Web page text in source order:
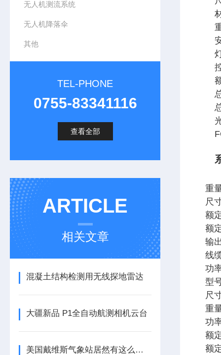
无人机测流系统
无人机降落伞
其他
TEL-PHONE
0755-83341116
查看全部
ARTICLE
相关文章
混凝土结构检测用无线探地雷达
大疆新品 P1全自动航测相机云台
美国戴维斯气象站居然有这么多分类
重
尺
额
额
输
线
功
型
尺
重
功
额
额